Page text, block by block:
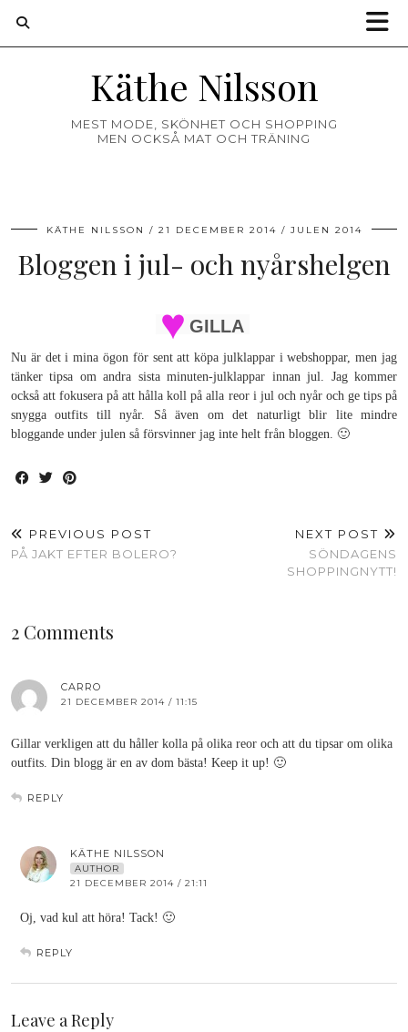
Käthe Nilsson
MEST MODE, SKÖNHET OCH SHOPPING
MEN OCKSÅ MAT OCH TRÄNING
KÄTHE NILSSON 21 DECEMBER 2014 JULEN 2014
Bloggen i jul- och nyårshelgen
GILLA
Nu är det i mina ögon för sent att köpa julklappar i webshoppar, men jag
tänker tipsa om andra sista minuten-julklappar innan jul. Jag kommer
också att fokusera på att hålla koll på alla reor i jul och nyår och ge tips på
snygga outfits till nyår. Så även om det naturligt blir lite mindre
bloggande under julen så försvinner jag inte helt från bloggen. 🙂
PREVIOUS POST
PÅ JAKT EFTER BOLERO?
NEXT POST
SÖNDAGENS
SHOPPINGNYTT!
2 Comments
CARRO
21 DECEMBER 2014 / 11:15
Gillar verkligen att du håller kolla på olika reor och att du tipsar om olika
outfits. Din blogg är en av dom bästa! Keep it up! 🙂
REPLY
KÄTHE NILSSON
AUTHOR
21 DECEMBER 2014 / 21:11
Oj, vad kul att höra! Tack! 🙂
REPLY
Leave a Reply